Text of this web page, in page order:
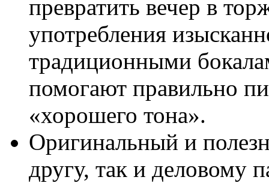
превратить вечер в
употребления
традиционными
помогают правильно
«хорошего тона».
Оригинальный и
другу, так и деловому